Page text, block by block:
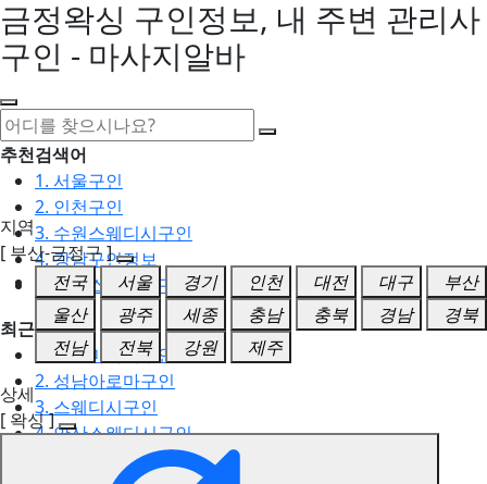
금정왁싱 구인정보, 내 주변 관리사
구인 - 마사지알바
추천검색어
1. 서울구인
2. 인천구인
3. 수원스웨디시구인
4. 강남구인정보
5. 동탄스웨디시구인
최근검색어
1. 일산마사지구인
2. 성남아로마구인
3. 스웨디시구인
4. 안산스웨디시구인
5. 아로마구인
지역
[ 부산-금정구 ]
전국
서울 경기 인천 대전 대구
부산
울산
광주 세종 충남 충북 경남
경북
전남
전북 강원
제주
상세
[ 왁싱 ]